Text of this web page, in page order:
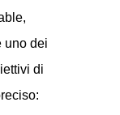
uno dei
di